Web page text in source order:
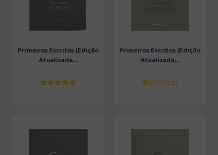
Primeiros Escritos (Edição
Atualizada...
Primeiros Escritos (Edição
Atualizada...